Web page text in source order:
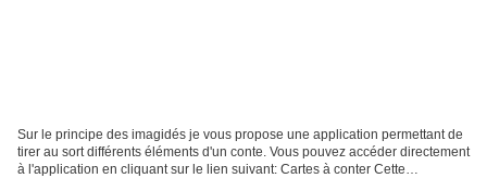
Sur le principe des imagidés je vous propose une application permettant de
tirer au sort différents éléments d'un conte. Vous pouvez accéder directement
à l'application en cliquant sur le lien suivant: Cartes à conter Cette